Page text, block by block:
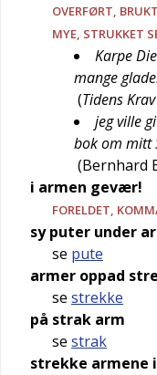
OVERFØRT,
MYE, STRUKKET
Karpe
mange
(Tidens Krav
jeg ville
bok om mitt
(Bernhard
i armen gevær!
FORELDET,
sy puter under
se pute
armer oppad
se strekke
på strak arm
se strak
strekke armene